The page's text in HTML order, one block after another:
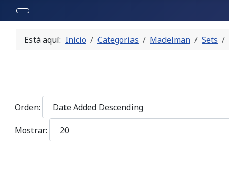
Está aquí: Inicio Categorias Madelman Sets
Orden:
Mostrar: